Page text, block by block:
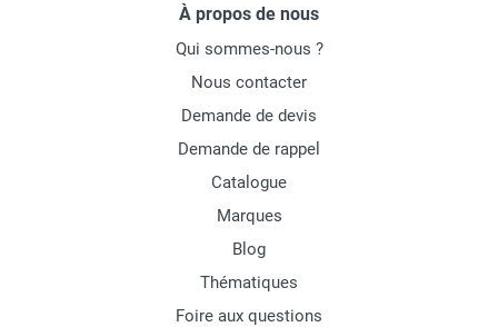
À propos de nous
Qui sommes-nous ?
Nous contacter
Demande de devis
Demande de rappel
Catalogue
Marques
Blog
Thématiques
Foire aux questions